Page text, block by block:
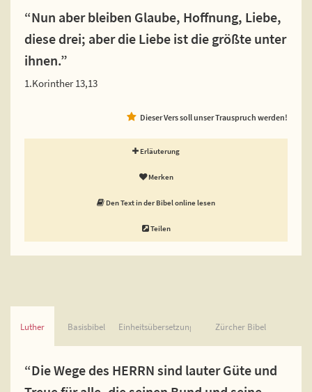
“Nun aber bleiben Glaube, Hoffnung, Liebe,
diese drei; aber die Liebe ist die größte unter
ihnen.”
1.Korinther 13,13
Dieser Vers soll unser Trauspruch werden!
Erläuterung
Merken
Den Text in der Bibel online lesen
Teilen
Luther Basisbibel Einheitsübersetzung Zürcher Bibel
“Die Wege des HERRN sind lauter Güte und